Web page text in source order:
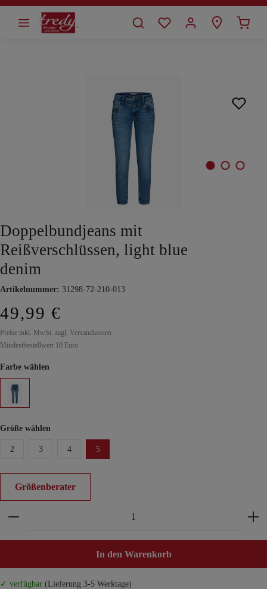
springen
Doppelbundjeans mit
Reißverschlüssen, light blue
denim
Artikelnummer: 31298-72-210-013
49,99 €
Preise inkl. MwSt. zzgl. Versandkosten
Mindestbestellwert 10 Euro
Farbe wählen
Größe wählen
2 3 4 5
Größenberater
Produkt Anzahl: Gib den gewünschten Wert ein
In den Warenkorb
✓ verfügbar (Lieferung 3-5 Werktage)